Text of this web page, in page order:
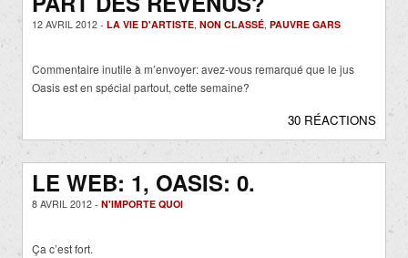
12 AVRIL 2012 - LA VIE D'ARTISTE, NON CLASSÉ, PAUVRE GARS
Commentaire inutile à m’envoyer: avez-vous remarqué que le jus
Oasis est en spécial partout, cette semaine?
30 RÉACTIONS
LE WEB: 1, OASIS: 0.
8 AVRIL 2012 - N'IMPORTE QUOI
Ça c’est fort.